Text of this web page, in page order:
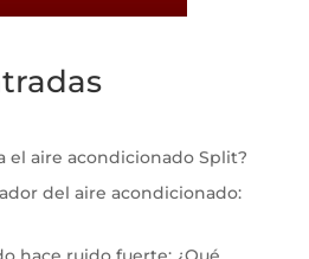
el aire acondicionado Split?
del aire acondicionado: